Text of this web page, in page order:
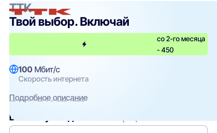
ТТК
Твой выбор. Включай
со 2-го месяца
- 450
100 Мбит/с
Скорость интернета
Подробное описание
Вам могут подойти